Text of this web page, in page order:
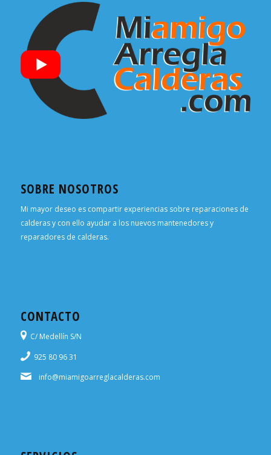
SOBRE NOSOTROS
Mi mayor deseo es compartir experiencias sobre reparaciones de
calderas y con ello ayudar a los nuevos mantenedores y
reparadores de calderas.
CONTACTO
C/ Medellín S/N
925 80 96 31
info@miamigoarreglacalderas.com